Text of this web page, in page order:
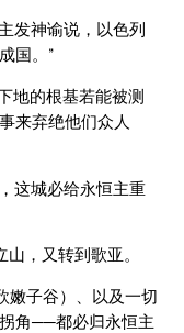
发神谕说，以色列
国。”
地的根基若能被测
来弃绝他们众人
这城必给永恒主重
，又转到歌亚。
嫩子谷）、以及一切
角──都必归永恒主